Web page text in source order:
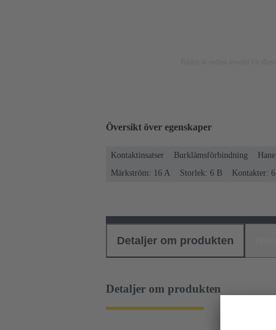
Översikt över egenskaper
Kontaktinsatser Burklämsförbindning Hane
Märkström: ‌16 A
Storlek: 6 B Kontakter: 6
Detaljer om produkten
Detaljer om produkten